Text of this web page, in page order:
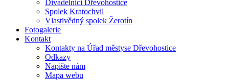
Divadelníci Dřevohostice
Spolek Kratochvil
Vlastivědný spolek Žerotín
Fotogalerie
Kontakt
Kontakty na Úřad městyse Dřevohostice
Odkazy
Napište nám
Mapa webu